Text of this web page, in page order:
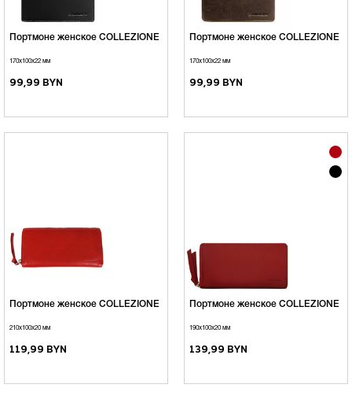
Портмоне женское COLLEZIONE
170х100х22 мм
99,99 BYN
Портмоне женское COLLEZIONE
170х100х22 мм
99,99 BYN
Портмоне женское COLLEZIONE
210х100х20 мм
119,99 BYN
Портмоне женское COLLEZIONE
190х100х20 мм
139,99 BYN